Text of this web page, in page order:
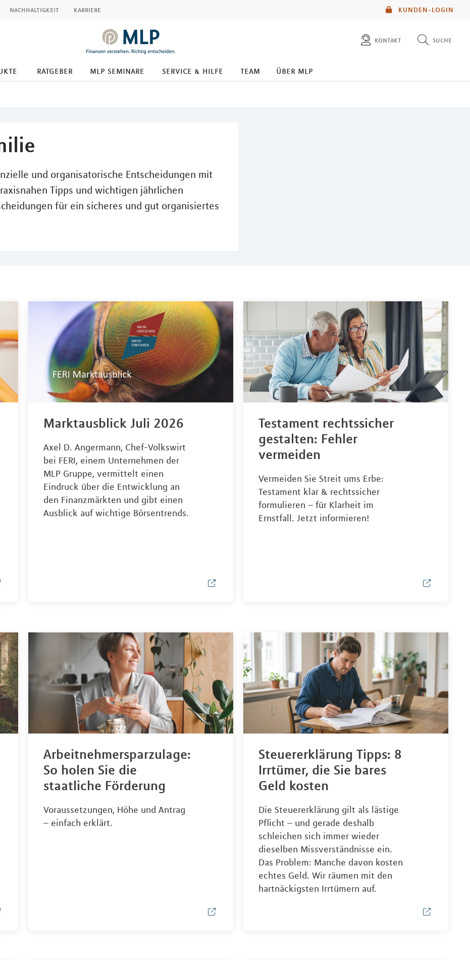
KUNDEN-LOGIN
nachhaltigkeit karriere
kontakt suche
ratgeber mlp seminare service & hilfe team über mlp
und organisatorische Entscheidungen mit
Tipps und wichtigen jährlichen
für ein sicheres und gut organisiertes
Marktausblick Juli 2026
Axel D. Angermann, Chef-Volkswirt
bei FERI, einem Unternehmen der
MLP Gruppe, vermittelt einen
Eindruck über die Entwicklung an
den Finanzmärkten und gibt einen
Ausblick auf wichtige Börsentrends.
Testament rechtssicher
gestalten: Fehler
vermeiden
Vermeiden Sie Streit ums Erbe:
Testament klar & rechtssicher
formulieren – für Klarheit im
Ernstfall. Jetzt informieren!
Arbeitnehmersparzulage:
So holen Sie die
staatliche Förderung
Voraussetzungen, Höhe und Antrag
– einfach erklärt.
Steuererklärung Tipps: 8
Irrtümer, die Sie bares
Geld kosten
Die Steuererklärung gilt als lästige
Pflicht – und gerade deshalb
schleichen sich immer wieder
dieselben Missverständnisse ein.
Das Problem: Manche davon kosten
echtes Geld. Wir räumen mit den
hartnäckigsten Irrtümern auf.